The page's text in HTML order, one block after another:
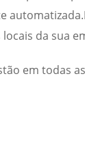
da sua
em todas